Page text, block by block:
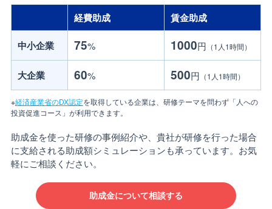
経費助成 賃金助成
中小企業 75% 1000円 （1人1時間）
大企業 60% 500円 （1人1時間）
※経済産業省のDX認定を取得している企業は、研修テーマを問わず「人への
投資促進コース」が利用できます。
助成金を使った研修の事例紹介や、貴社が研修を行った場合
に支給される助成額シミュレーションも承っています。お気
軽にご相談ください。
助成金について相談する